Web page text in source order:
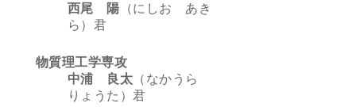
西尾 陽 （にしお あき
ら）君
物質理工学専攻
中浦 良太 （なかうら
りょうた）君